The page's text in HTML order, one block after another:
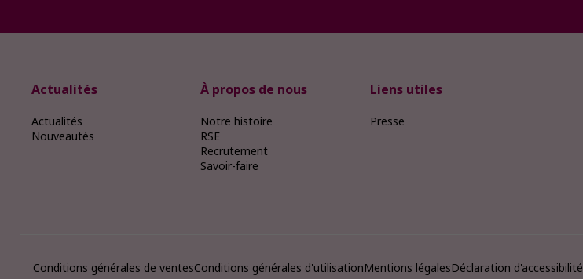
Actualités
Actualités
Nouveautés
À propos de nous
Notre histoire
RSE
Recrutement
Savoir-faire
Liens utiles
Presse
Conditions générales de ventesConditions générales d'utilisationMentions légalesDéclaration d'accessibilité